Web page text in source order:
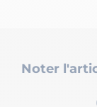
Noter